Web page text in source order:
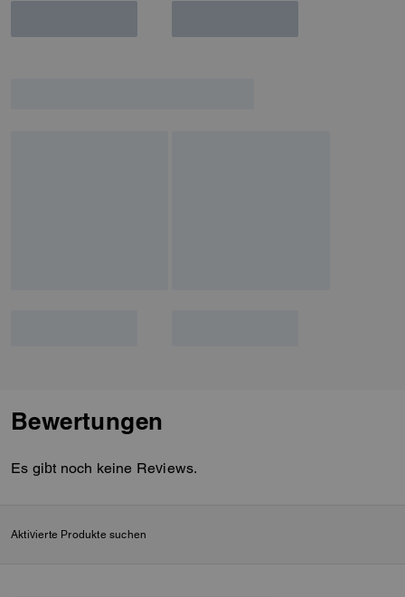
Bewertungen
Es gibt noch keine Reviews.
Aktivierte Produkte suchen